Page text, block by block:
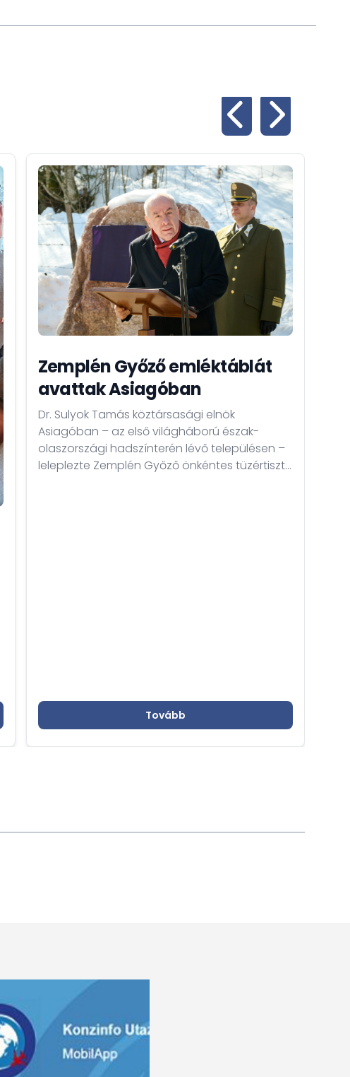
Zemplén Győző emléktáblát
avattak Asiagóban
Dr. Sulyok Tamás köztársasági elnök
Asiagóban – az első világháború észak-
olaszországi hadszínterén lévő településen –
leleplezte Zemplén Győző önkéntes tüzértiszt,
Tovább